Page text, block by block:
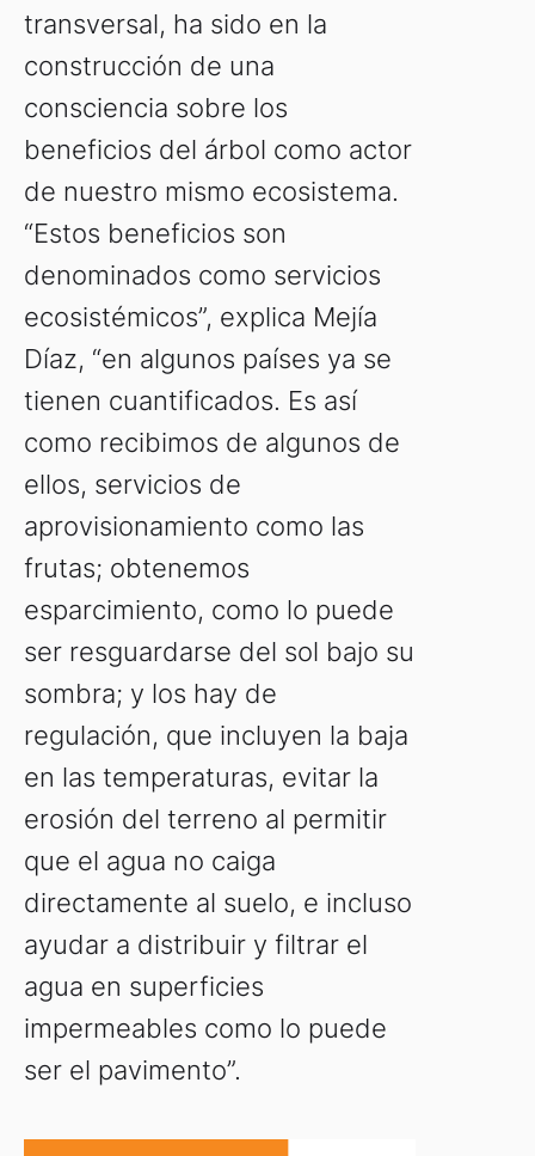
transversal, ha sido en la
construcción de una
consciencia sobre los
beneficios del árbol como actor
de nuestro mismo ecosistema.
“Estos beneficios son
denominados como servicios
ecosistémicos”, explica Mejía
Díaz, “en algunos países ya se
tienen cuantificados. Es así
como recibimos de algunos de
ellos, servicios de
aprovisionamiento como las
frutas; obtenemos
esparcimiento, como lo puede
ser resguardarse del sol bajo su
sombra; y los hay de
regulación, que incluyen la baja
en las temperaturas, evitar la
erosión del terreno al permitir
que el agua no caiga
directamente al suelo, e incluso
ayudar a distribuir y filtrar el
agua en superficies
impermeables como lo puede
ser el pavimento”.